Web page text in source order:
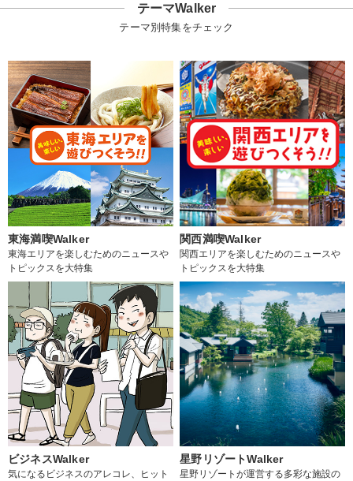
テーマWalker
テーマ別特集をチェック
東海満喫Walker
東海エリアを楽しむためのニュースや
トピックスを大特集
関西満喫Walker
関西エリアを楽しむためのニュースや
トピックスを大特集
ビジネスWalker
気になるビジネスのアレコレ、ヒット
星野リゾートWalker
星野リゾートが運営する多彩な施設の